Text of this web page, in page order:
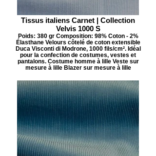
Tissus italiens Carnet | Collection
Velvis 1000 S
Poids: 380 gr Composition: 98% Coton - 2%
Élasthane Velours côtelé de coton extensible
Duca Visconti di Modrone, 1000 fils/cm². Idéal
pour la confection de costumes, vestes et
pantalons. Costume homme à lille Veste sur
mesure à lille Blazer sur mesure à lille